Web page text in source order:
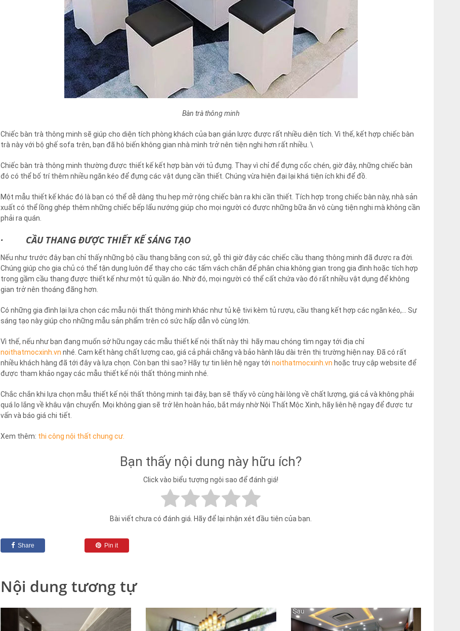
Bàn trà thông minh
Chiếc bàn trà thông minh sẽ giúp cho diện tích phòng khách của bạn giản lược được rất nhiều diện tích. Vì thế, kết hợp chiếc bàn
trà này với bộ ghế sofa trên, bạn đã hô biến không gian nhà mình trở nên tiện nghi hơn rất nhiều. \
Chiếc bàn trà thông minh thường được thiết kế kết hợp bàn với tủ đựng. Thay vì chỉ để đựng cốc chén, giờ đây, những chiếc bàn
đó có thể bố trí thêm nhiều ngăn kéo để đựng các vật dụng cần thiết. Chúng vừa hiện đại lại khá tiện ích khi để đồ.
Một mẫu thiết kế khác đó là bạn có thể dễ dàng thu hẹp mở rộng chiếc bàn ra khi cần thiết. Tích hợp trong chiếc bàn này, nhà sản
xuất có thể lồng ghép thêm những chiếc bếp lẩu nướng giúp cho mọi người có được những bữa ăn vô cùng tiện nghi mà không cần
phải ra quán.
· CẦU THANG ĐƯỢC THIẾT KẾ SÁNG TẠO
Nếu như trước đây bạn chỉ thấy những bộ cầu thang bằng con sứ, gỗ thì giờ đây các chiếc cầu thang thông minh đã được ra đời.
Chúng giúp cho gia chủ có thể tận dụng luôn để thay cho các tấm vách chắn để phân chia không gian trong gia đình hoặc tích hợp
trong gầm cầu thang được thiết kế như một tủ quần áo. Nhờ đó, mọi người có thể cất chứa vào đó rất nhiều vật dụng để không
gian trở nên thoáng đãng hơn.
Có những gia đình lại lựa chọn các mẫu nội thất thông minh khác như tủ kệ tivi kèm tủ rượu, cầu thang kết hợp các ngăn kéo,… Sự
sáng tạo này giúp cho những mẫu sản phẩm trên có sức hấp dẫn vô cùng lớn.
Vì thế, nếu như bạn đang muốn sở hữu ngay các mẫu thiết kế nội thất này thì hãy mau chóng tìm ngay tới địa chỉ
noithatmocxinh.vn nhé. Cam kết hàng chất lượng cao, giá cả phải chăng và bảo hành lâu dài trên thị trường hiện nay. Đã có rất
nhiều khách hàng đã tới đây và lựa chọn. Còn bạn thì sao? Hãy tự tin liên hệ ngay tớinoithatmocxinh.vn hoặc truy cập website để
được tham khảo ngay các mẫu thiết kế nội thất thông minh nhé.
Chắc chắn khi lựa chọn mẫu thiết kế nội thất thông minh tại đây, bạn sẽ thấy vô cùng hài lòng về chất lượng, giá cả và không phải
quá lo lắng về khâu vận chuyển. Mọi không gian sẽ trở lên hoàn hảo, bắt máy nhờ Nội Thất Mộc Xinh, hãy liên hệ ngay để được tư
vấn và báo giá chi tiết.
Xem thêm: thi công nội thất chung cư.
Bạn thấy nội dung này hữu ích?
Click vào biểu tượng ngôi sao để đánh giá!
Bài viết chưa có đánh giá. Hãy để lại nhận xét đầu tiên của bạn.
Share Pin it
Nội dung tương tự